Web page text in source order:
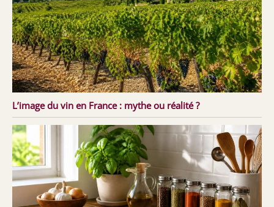
L’image du vin en France : mythe ou réalité ?